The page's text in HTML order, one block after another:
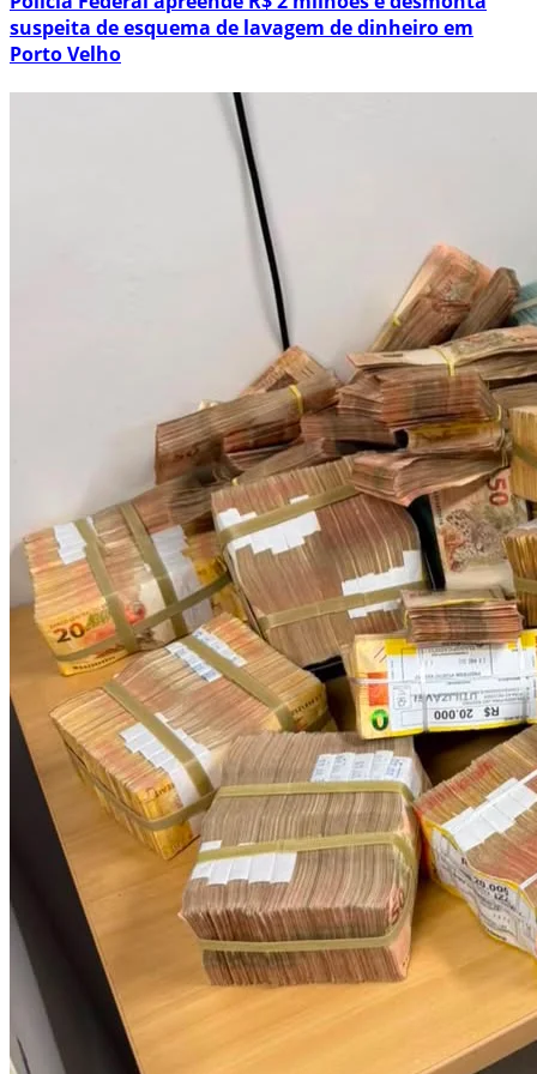
suspeita de esquema de lavagem de dinheiro em
Porto Velho